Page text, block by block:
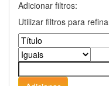
Adicionar filtros:
Utilizar filtros para